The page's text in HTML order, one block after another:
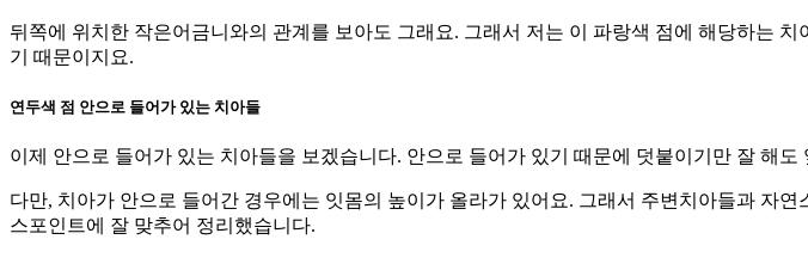
뒤쪽에 위치한 작은어금니와의 관계를 보아도 그래요. 그래서 저는 이 파랑색 점에 해당하는
기 때문이지요.
연두색 점 안으로 들어가 있는 치아들
이제 안으로 들어가 있는 치아들을 보겠습니다. 안으로 들어가 있기 때문에 덧붙이기만 잘 해
다만, 치아가 안으로 들어간 경우에는 잇몸의 높이가 올라가 있어요. 그래서 주변치아들과 자
스포인트에 잘 맞추어 정리했습니다.